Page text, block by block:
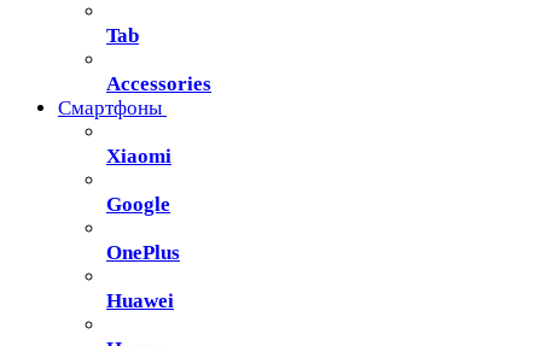
Tab
Accessories
Смартфоны
Xiaomi
Google
OnePlus
Huawei